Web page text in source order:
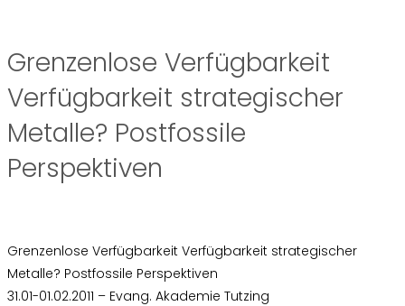
Grenzenlose Verfügbarkeit
Verfügbarkeit strategischer
Metalle? Postfossile
Perspektiven
Grenzenlose Verfügbarkeit Verfügbarkeit strategischer
Metalle? Postfossile Perspektiven
31.01-01.02.2011 – Evang. Akademie Tutzing